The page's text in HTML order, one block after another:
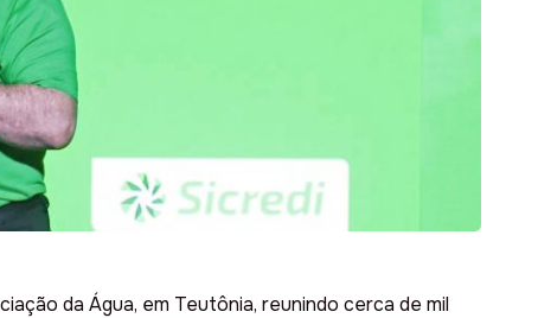
da Água, em Teutônia, reunindo cerca de mil